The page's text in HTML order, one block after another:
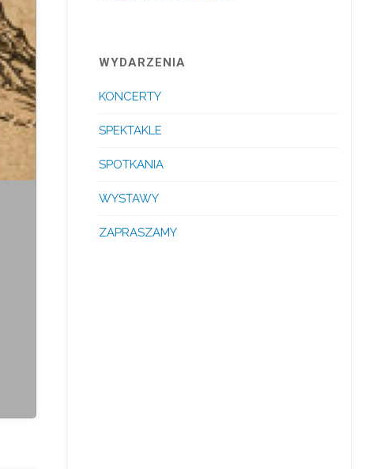
WYDARZENIA
KONCERTY
SPEKTAKLE
SPOTKANIA
WYSTAWY
ZAPRASZAMY